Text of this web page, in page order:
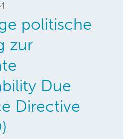
politische
zur
Due
Directive